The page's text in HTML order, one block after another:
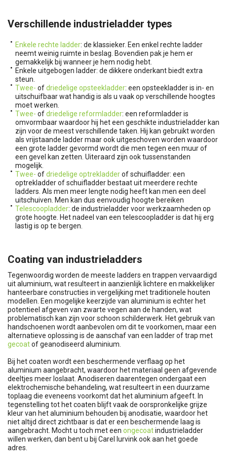
Verschillende industrieladder types
Enkele rechte ladder: de klassieker. Een enkel rechte ladder
neemt weinig ruimte in beslag. Bovendien pak je hem er
gemakkelijk bij wanneer je hem nodig hebt.
Enkele uitgebogen ladder: de dikkere onderkant biedt extra
steun.
Twee- ofdriedelige opsteekladder: een opsteekladder is in- en
uitschuifbaar wat handig is als u vaak op verschillende hoogtes
moet werken.
Twee- ofdriedelige reformladder: een reformladder is
omvormbaar waardoor hij het een geschikte industrieladder kan
zijn voor de meest verschillende taken. Hij kan gebruikt worden
als vrijstaande ladder maar ook uitgeschoven worden waardoor
een grote ladder gevormd wordt die men tegen een muur of
een gevel kan zetten. Uiteraard zijn ook tussenstanden
mogelijk.
Twee- ofdriedelige optrekladderof schuifladder: een
optrekladder of schuifladder bestaat uit meerdere rechte
ladders. Als men meer lengte nodig heeft kan men een deel
uitschuiven. Men kan dus eenvoudig hoogte bereiken
Telescoopladder: de industrieladder voor werkzaamheden op
grote hoogte. Het nadeel van een telescoopladder is dat hij erg
lastig is op te bergen.
Coating van industrieladders
Tegenwoordig worden de meeste ladders en trappen vervaardigd
uit aluminium, wat resulteert in aanzienlijk lichtere en makkelijker
hanteerbare constructies in vergelijking met traditionele houten
modellen. Een mogelijke keerzijde van aluminium is echter het
potentieel afgeven van zwarte vegen aan de handen, wat
problematisch kan zijn voor schoon schilderwerk. Het gebruik van
handschoenen wordt aanbevolen om dit te voorkomen, maar een
alternatieve oplossing is de aanschaf van een ladder of trap met
gecoatof geanodiseerd aluminium.
Bij het coaten wordt een beschermende verflaag op het
aluminium aangebracht, waardoor het materiaal geen afgevende
deeltjes meer loslaat. Anodiseren daarentegen ondergaat een
elektrochemische behandeling, wat resulteert in een duurzame
toplaag die eveneens voorkomt dat het aluminium afgeeft. In
tegenstelling tot het coaten blijft vaak de oorspronkelijke grijze
kleur van het aluminium behouden bij anodisatie, waardoor het
niet altijd direct zichtbaar is dat er een beschermende laag is
aangebracht. Mocht u toch met een ongecoatindustrieladder
willen werken, dan bent u bij Carel lurvink ook aan het goede
adres.